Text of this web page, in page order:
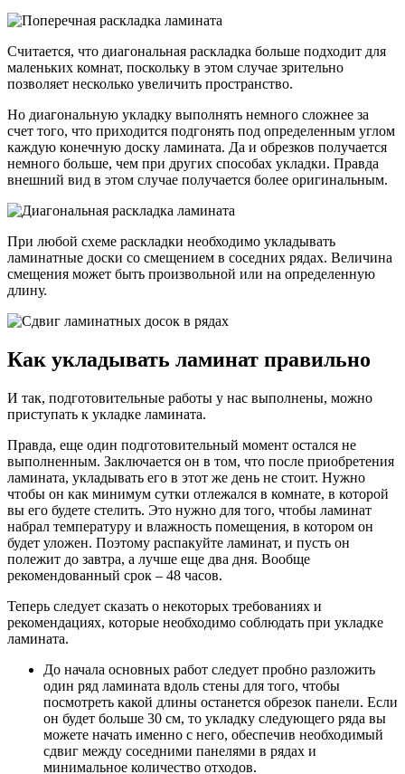
Считается, что диагональная раскладка больше подходит для
маленьких комнат, поскольку в этом случае зрительно
позволяет несколько увеличить пространство.
Но диагональную укладку выполнять немного сложнее за
счет того, что приходится подгонять под определенным углом
каждую конечную доску ламината. Да и обрезков получается
немного больше, чем при других способах укладки. Правда
внешний вид в этом случае получается более оригинальным.
При любой схеме раскладки необходимо укладывать
ламинатные доски со смещением в соседних рядах. Величина
смещения может быть произвольной или на определенную
длину.
Как укладывать ламинат правильно
И так, подготовительные работы у нас выполнены, можно
приступать к укладке ламината.
Правда, еще один подготовительный момент остался не
выполненным. Заключается он в том, что после приобретения
ламината, укладывать его в этот же день не стоит. Нужно
чтобы он как минимум сутки отлежался в комнате, в которой
вы его будете стелить. Это нужно для того, чтобы ламинат
набрал температуру и влажность помещения, в котором он
будет уложен. Поэтому распакуйте ламинат, и пусть он
полежит до завтра, а лучше еще два дня. Вообще
рекомендованный срок – 48 часов.
Теперь следует сказать о некоторых требованиях и
рекомендациях, которые необходимо соблюдать при укладке
ламината.
До начала основных работ следует пробно разложить
один ряд ламината вдоль стены для того, чтобы
посмотреть какой длины останется обрезок панели. Если
он будет больше 30 см, то укладку следующего ряда вы
можете начать именно с него, обеспечив необходимый
сдвиг между соседними панелями в рядах и
минимальное количество отходов.